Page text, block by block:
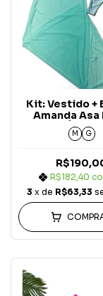
Kit: Vestido +
Amanda Asa
Verde Água
peças)
M G
R$182,40
3 x de R$63,33